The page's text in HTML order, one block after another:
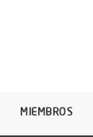
MIEMBROS